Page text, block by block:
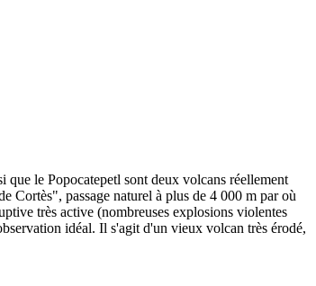
le Popocatepetl sont deux volcans réellement
Cortès", passage naturel à plus de 4 000 m par où
très active (nombreuses explosions violentes
idéal. Il s'agit d'un vieux volcan très érodé,